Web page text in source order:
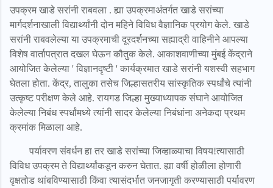
उपक्रम खाडे सरांनी राबवला . ह्या उपक्रमाअंतर्गत खाडे सरांच्या
मार्गदर्शनाखाली विद्यार्थ्यांनी दोन महिने विविध वैज्ञानिक प्रयोग केले. खाडे
सरांनी राबवलेल्या या उपक्रमाची दूरदर्शनच्या सह्याद्री वाहिनीने आपल्या
विशेष वार्तापत्रात दखल घेऊन कौतुक केले. आकाशवाणीच्या मुंबई केंद्राने
आयोजित केलेल्या ' विज्ञानदृष्टी ' कार्यक्रमात खाडे सरांनी यशस्वी सहभाग
घेतला होता. केंद्र, तालुका तसेच जिल्हासतरीय सांस्कृतिक स्पर्धांचे त्यांनी
उत्कृष्ट परीक्षण केले आहे. रायगड जिल्हा मुख्याध्यापक संघाने आयोजित
केलेल्या निबंध स्पर्धांमध्ये त्यांनी सादर केलेल्या निबंधांना अनेकदा प्रथम
क्रमांक मिळाला आहे.
पर्यावरण संवर्धन हा तर खाडे सरांच्या जिव्हाळ्याचा विषय!त्यासाठी
विविध उपक्रम ते विद्यार्थ्यांकडून करुन घेतात. ह्या वर्षी होळीला होणारी
वृक्षतोड थांबविण्यासाठी किंवा त्यासंदर्भात जनजागृती करण्यासाठी पर्यावरण